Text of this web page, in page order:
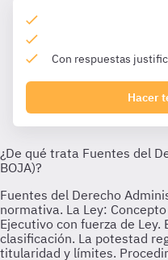
Con respuestas
Hacer